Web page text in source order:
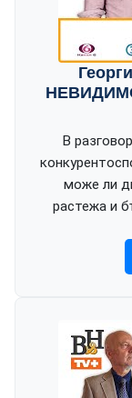
НЕВИДИМО
В
може ли
растежа и